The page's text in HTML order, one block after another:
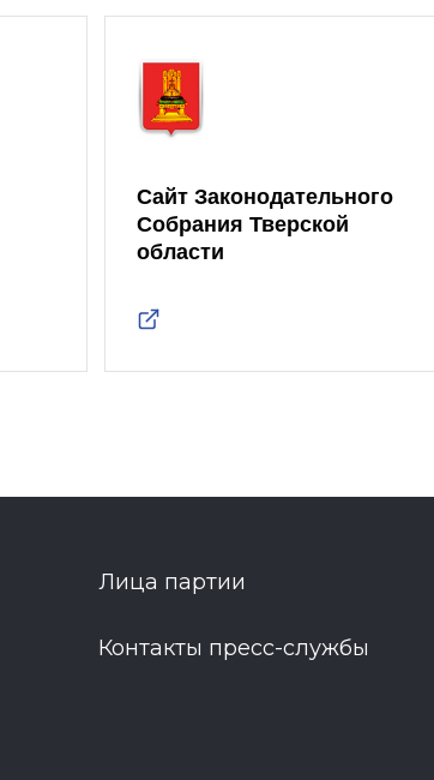
Сайт Законодательного
Собрания Тверской
области
Лица партии
Контакты пресс-службы